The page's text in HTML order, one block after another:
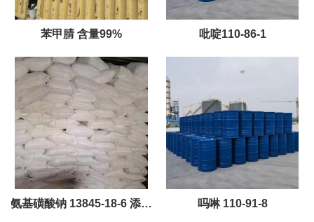
苯甲腈 含量99% 吡啶110-86-1
氨基磺酸钠 13845-18-6 添加 吗啉 110-91-8